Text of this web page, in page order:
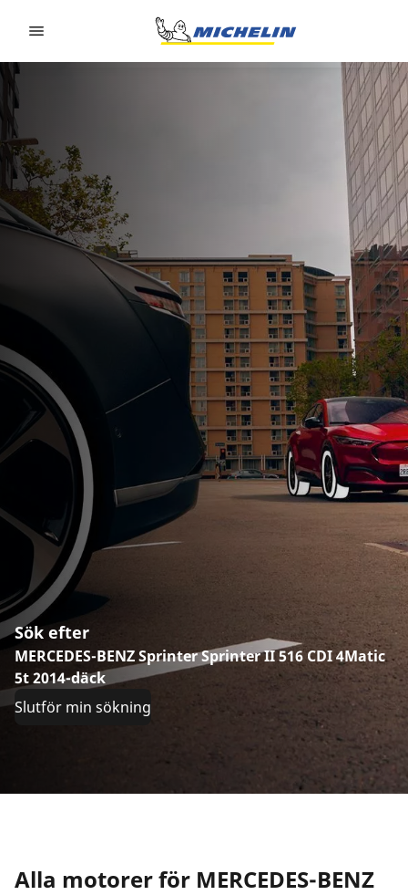
Sök efter
MERCEDES-BENZ Sprinter Sprinter II 516 CDI 4Matic
5t 2014-däck
Slutför min sökning
Alla motorer för MERCEDES-BENZ